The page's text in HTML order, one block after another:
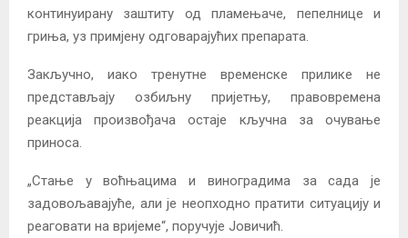
континуирану заштиту од пламењаче, пепелнице и
гриња, уз примјену одговарајућих препарата.
Закључно, иако тренутне временске прилике не
представљају озбиљну пријетњу, правовремена
реакција произвођача остаје кључна за очување
приноса.
„Стање у воћњацима и виноградима за сада је
задовољавајуће, али је неопходно пратити ситуацију и
реаговати на вријеме“, поручује Јовичић.